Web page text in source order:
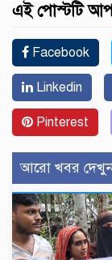
এই পোস্টটি
Facebook
Linkedin
Pinterest
আরো খবর